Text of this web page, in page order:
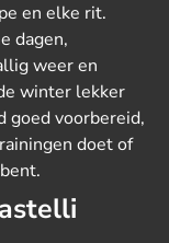
en elke rit.
dagen,
weer en
winter lekker
goed voorbereid,
doet of